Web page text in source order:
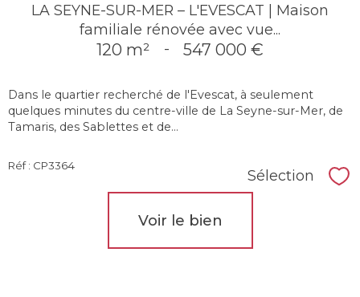
LA SEYNE-SUR-MER – L'EVESCAT | Maison
familiale rénovée avec vue...
120 m² - 547 000 €
Dans le quartier recherché de l'Evescat, à seulement
quelques minutes du centre-ville de La Seyne-sur-Mer, de
Tamaris, des Sablettes et de...
Réf : CP3364
Sélection
Voir le bien